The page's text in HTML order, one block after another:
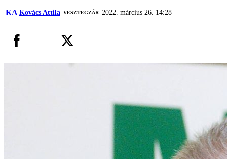
KA Kovács Attila VESZTEGZÁR 2022. március 26. 14:28